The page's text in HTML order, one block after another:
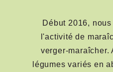
Début 2016,
l'activité de
verger-maraîcher.
légumes variés en